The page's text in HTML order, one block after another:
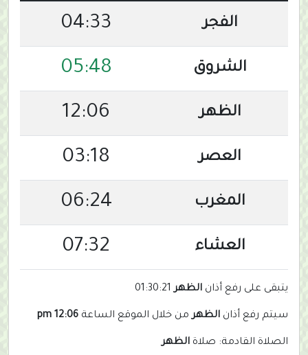
الفجر 04:33
الشروق 05:48
الظهر 12:06
العصر 03:18
المغرب 06:24
العشاء 07:32
يتبقى على رفع أذان الظهر 01:30:21
سيتم رفع أذان الظهرمن خلال الموقع الساعة 12:06 pm
الصلاة القادمة: صلاة الظهر